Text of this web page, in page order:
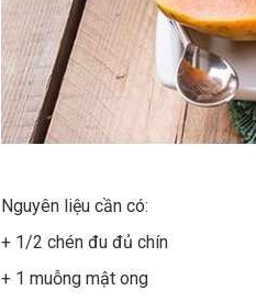
Nguyên liệu cần có:
+ 1/2 chén đu đủ chín
+ 1 muỗng mật ong